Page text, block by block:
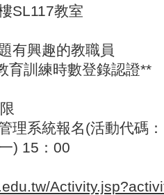
SL117教室
有興趣的教職員
育訓練時數登錄認證**
理系統報名(活動代碼
) 15：00